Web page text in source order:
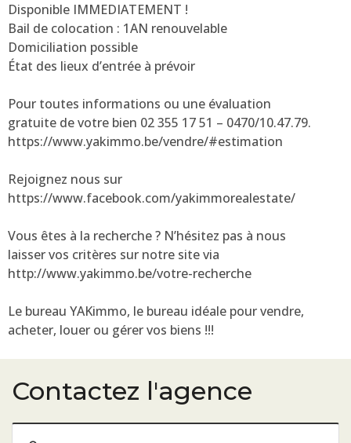
Disponible IMMEDIATEMENT !
Bail de colocation : 1AN renouvelable
Domiciliation possible
État des lieux d’entrée à prévoir
Pour toutes informations ou une évaluation
gratuite de votre bien 02 355 17 51 – 0470/10.47.79.
https://www.yakimmo.be/vendre/#estimation
Rejoignez nous sur
https://www.facebook.com/yakimmorealestate/
Vous êtes à la recherche ? N’hésitez pas à nous
laisser vos critères sur notre site via
http://www.yakimmo.be/votre-recherche
Le bureau YAKimmo, le bureau idéale pour vendre,
acheter, louer ou gérer vos biens !!!
Contactez l'agence